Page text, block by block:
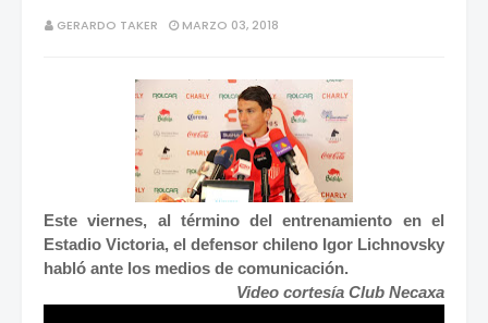
GERARDO TAKER MARZO 03, 2018
Este viernes, al término del entrenamiento en el
Estadio Victoria, el defensor chileno Igor Lichnovsky
habló ante los medios de comunicación.
Video cortesía Club Necaxa